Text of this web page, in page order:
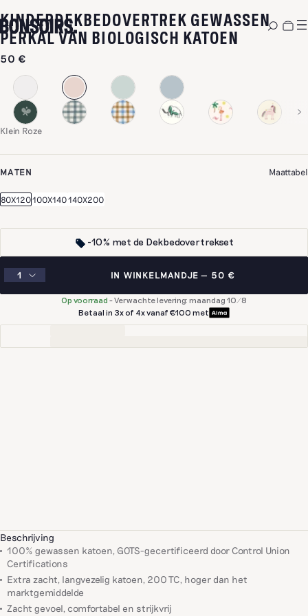
KINDERDEKBEDOVERTREK GEWASSEN
PERKAL VAN BIOLOGISCH KATOEN
KLEIN
50 €
Klein Roze
MATEN Maattabel
80X120100X140140X200
-10% met de Dekbedovertrekset
IN WINKELMANDJE 50 €
Op voorraad -Verwachte levering: maandag 10/8
Betaal in 3x of 4x vanaf €100 met
Beschrijving
100% gewassen katoen, GOTS-gecertificeerd door Control Union
Certifications
Extra zacht, langvezelig katoen, 200 TC, hoger dan het
marktgemiddelde
Zacht gevoel, comfortabel en strijkvrij